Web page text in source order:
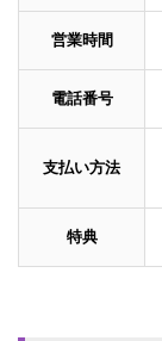
営業時間
電話番号
支払い方法
特典